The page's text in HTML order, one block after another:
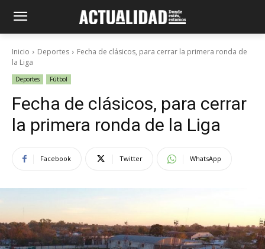
Inicio Deportes
Fecha de clásicos, para cerrar la primera ronda de
la Liga
Deportes Fútbol
Fecha de clásicos, para cerrar
la primera ronda de la Liga
Facebook Twitter WhatsApp